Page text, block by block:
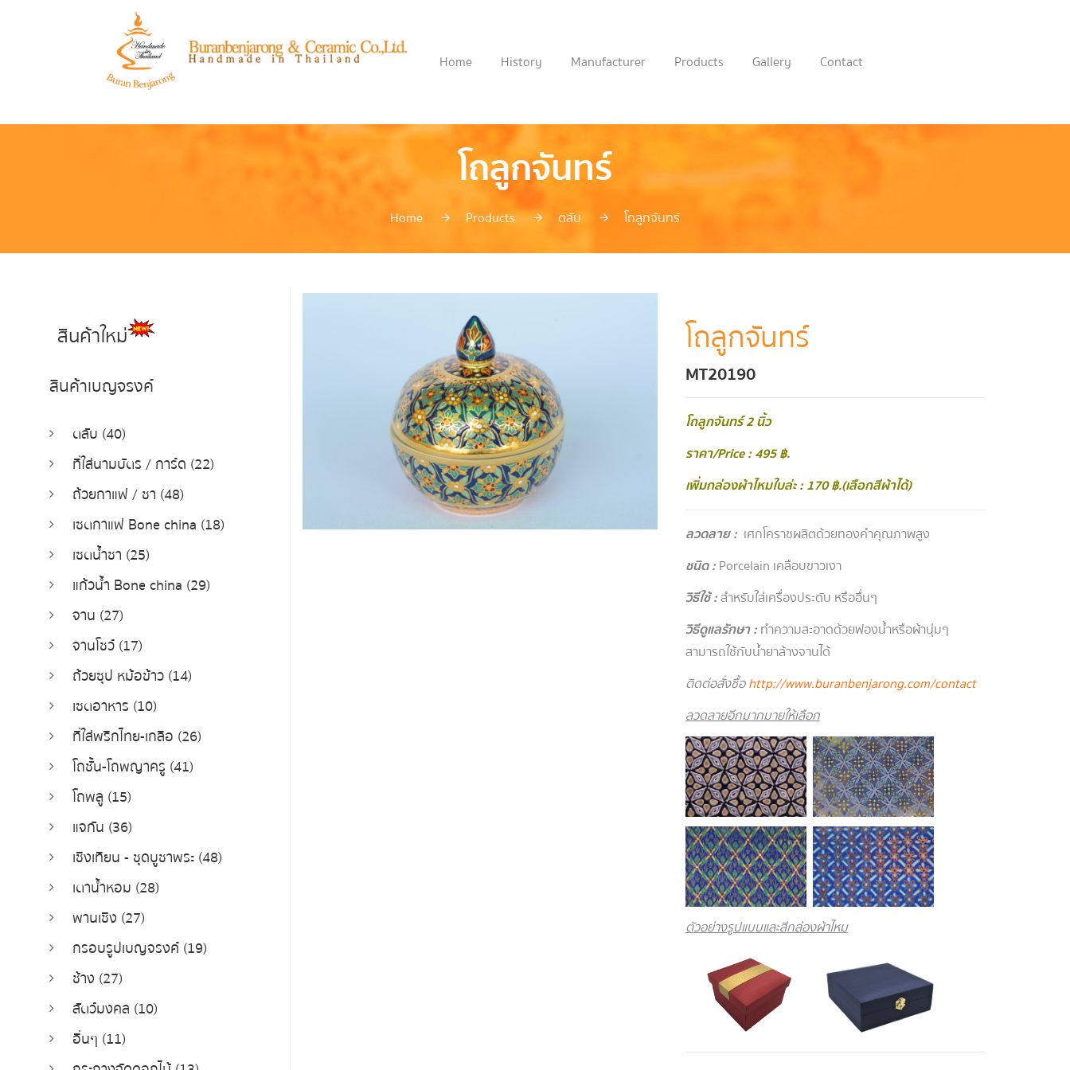
Home History Manufacturer Products Gallery Contact
โถลูกจันทร์
Home Products ตลับ โถลูกจันทร์
สินค้าใหม่
สินค้าเบญจรงค์
ตลับ (40)
ที่ใส่นามบัตร / การ์ด (22)
ถ้วยกาแฟ / ชา (48)
เซตกาแฟ Bone china (18)
เซตน้ำชา (25)
แก้วน้ำ Bone china (29)
จาน (27)
จานโชว์ (17)
ถ้วยซุป หม้อข้าว (14)
เซตอาหาร (10)
ที่ใส่พริกไทย-เกลือ (26)
โถชั้น-โถพญาครู (41)
โถพลู (15)
แจกัน (36)
เชิงเทียน - ชุดบูชาพระ (48)
เตาน้ำหอม (28)
พานเชิง (27)
กรอบรูปเบญจรงค์ (19)
ช้าง (27)
สัตว์มงคล (10)
อื่นๆ (11)
โถลูกจันทร์
MT20190
โถลูกจันทร์ 2 นิ้ว
ราคา/Price : 495 ฿.
เพิ่มกล่องผ้าไหมใบล่ะ : 170 ฿.(เลือกสีผ้าได้)
ลวดลาย:เศกโคราช ผลิตด้วยทองคำคุณภาพสูง
ชนิด : Porcelain เคลือบขาวเงา
วิธีใช้ :สำหรับใส่เครื่องประดับ หรืออื่นๆ
วิธีดูแลรักษา:ทำความสะอาดด้วยฟองน้ำหรือผ้านุ่มๆ
สามารถใช้กับน้ำยาล้างจานได้
ติดต่อสั่งซื้อhttp://www.buranbenjarong.com/contact
ลวดลายอีกมากมายให้เลือก
ตัวอย่างรูปแบบและสีกล่องผ้าไหม